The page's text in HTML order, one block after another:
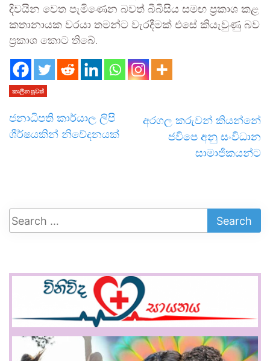
දිවයින වෙත පැමිණෙන බවත් බීබීසිය සමඟ ප්‍රකාශ කළ
කතානායක වරයා තමන්ට වැරදීමක් එසේ කියැවුණු බව
ප්‍රකාශ කොට තිබේ.
කාලීන පුවත්
ජනාධිපති කාර්යාල ලිපි
ශීර්ෂයකින් නිවේදනයක්
අරගල කරුවන් කියන්නේ
ජවිපෙ අනු සංවිධාන
සාමාජිකයන්ට